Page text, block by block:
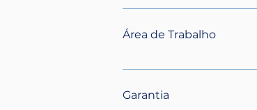
30W
Área de Trabalho
200mm x 200mm
Garantia